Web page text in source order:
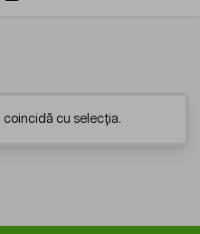
coincidă cu selecția.